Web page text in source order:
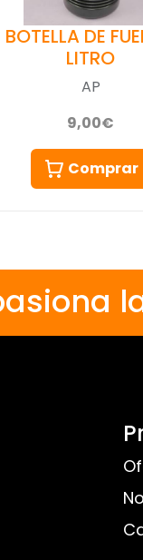
BOTELLA DE
LITRO
AP
9,00€
Comprar